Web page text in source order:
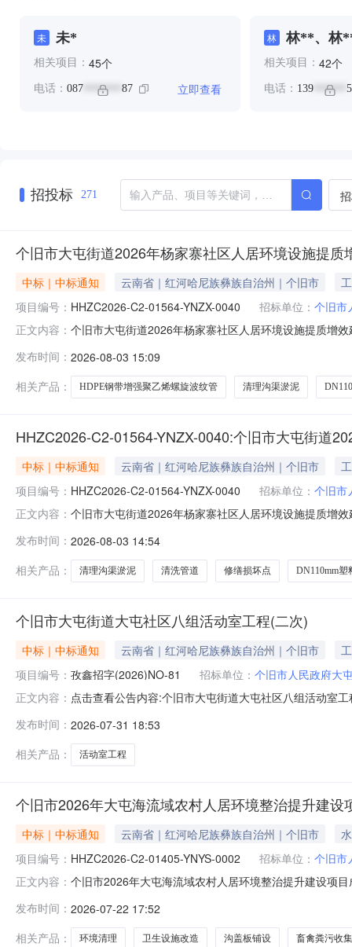
未 未*
相关项目： 45个
电话： 087 ******* 87 立即查看
林 林**、林
相关项目： 42个
电话： 139******
招投标 271
个旧市大屯街道2026年杨家寨社区人居环境设施提质
中标｜中标通知 云南省｜红河哈尼族彝族自治州｜个旧市
项目编号： HHZC2026-C2-01564-YNZX-0040 招标单位： 个旧市
正文内容： 个旧市大屯街道2026年杨家寨社区人居环境设施提质增
族彝族自治州蒙自市马兰小区文景街31号磋商报价（元
发布时间： 2026-08-03 15:09
相关产品：
HDPE钢带增强聚乙烯螺旋波纹管 清理沟渠淤泥
HHZC2026-C2-01564-YNZX-0040:个旧市大屯街道
中标｜中标通知 云南省｜红河哈尼族彝族自治州｜个旧市
项目编号： HHZC2026-C2-01564-YNZX-0040 招标单位： 个旧市
正文内容： 个旧市大屯街道2026年杨家寨社区人居环境设施提质增
司;总成交金额￥198万元（人民币）联系人及联系方式
发布时间： 2026-08-03 14:54
相关产品：
清理沟渠淤泥 清洗管道 修缮损坏点 DN110mm塑
个旧市大屯街道大屯社区八组活动室工程(二次)
中标｜中标通知 云南省｜红河哈尼族彝族自治州｜个旧市
项目编号： 孜鑫招字(2026)NO-81 招标单位： 个旧市人民政府大
正文内容： 点击查看公告内容:个旧市大屯街道大屯社区八组活动室
发布时间： 2026-07-31 18:53
相关产品：
活动室工程
个旧市2026年大屯海流域农村人居环境整治提升建设
中标｜中标通知 云南省｜红河哈尼族彝族自治州｜个旧市
项目编号： HHZC2026-C2-01405-YNYS-0002 招标单位： 个旧市
正文内容： 个旧市2026年大屯海流域农村人居环境整治提升建设项
道福心社区上清路以南庆来路以东(福地天街一期)6-2一
发布时间： 2026-07-22 17:52
相关产品：
环境清理 卫生设施改造 沟盖板铺设 畜禽粪污收